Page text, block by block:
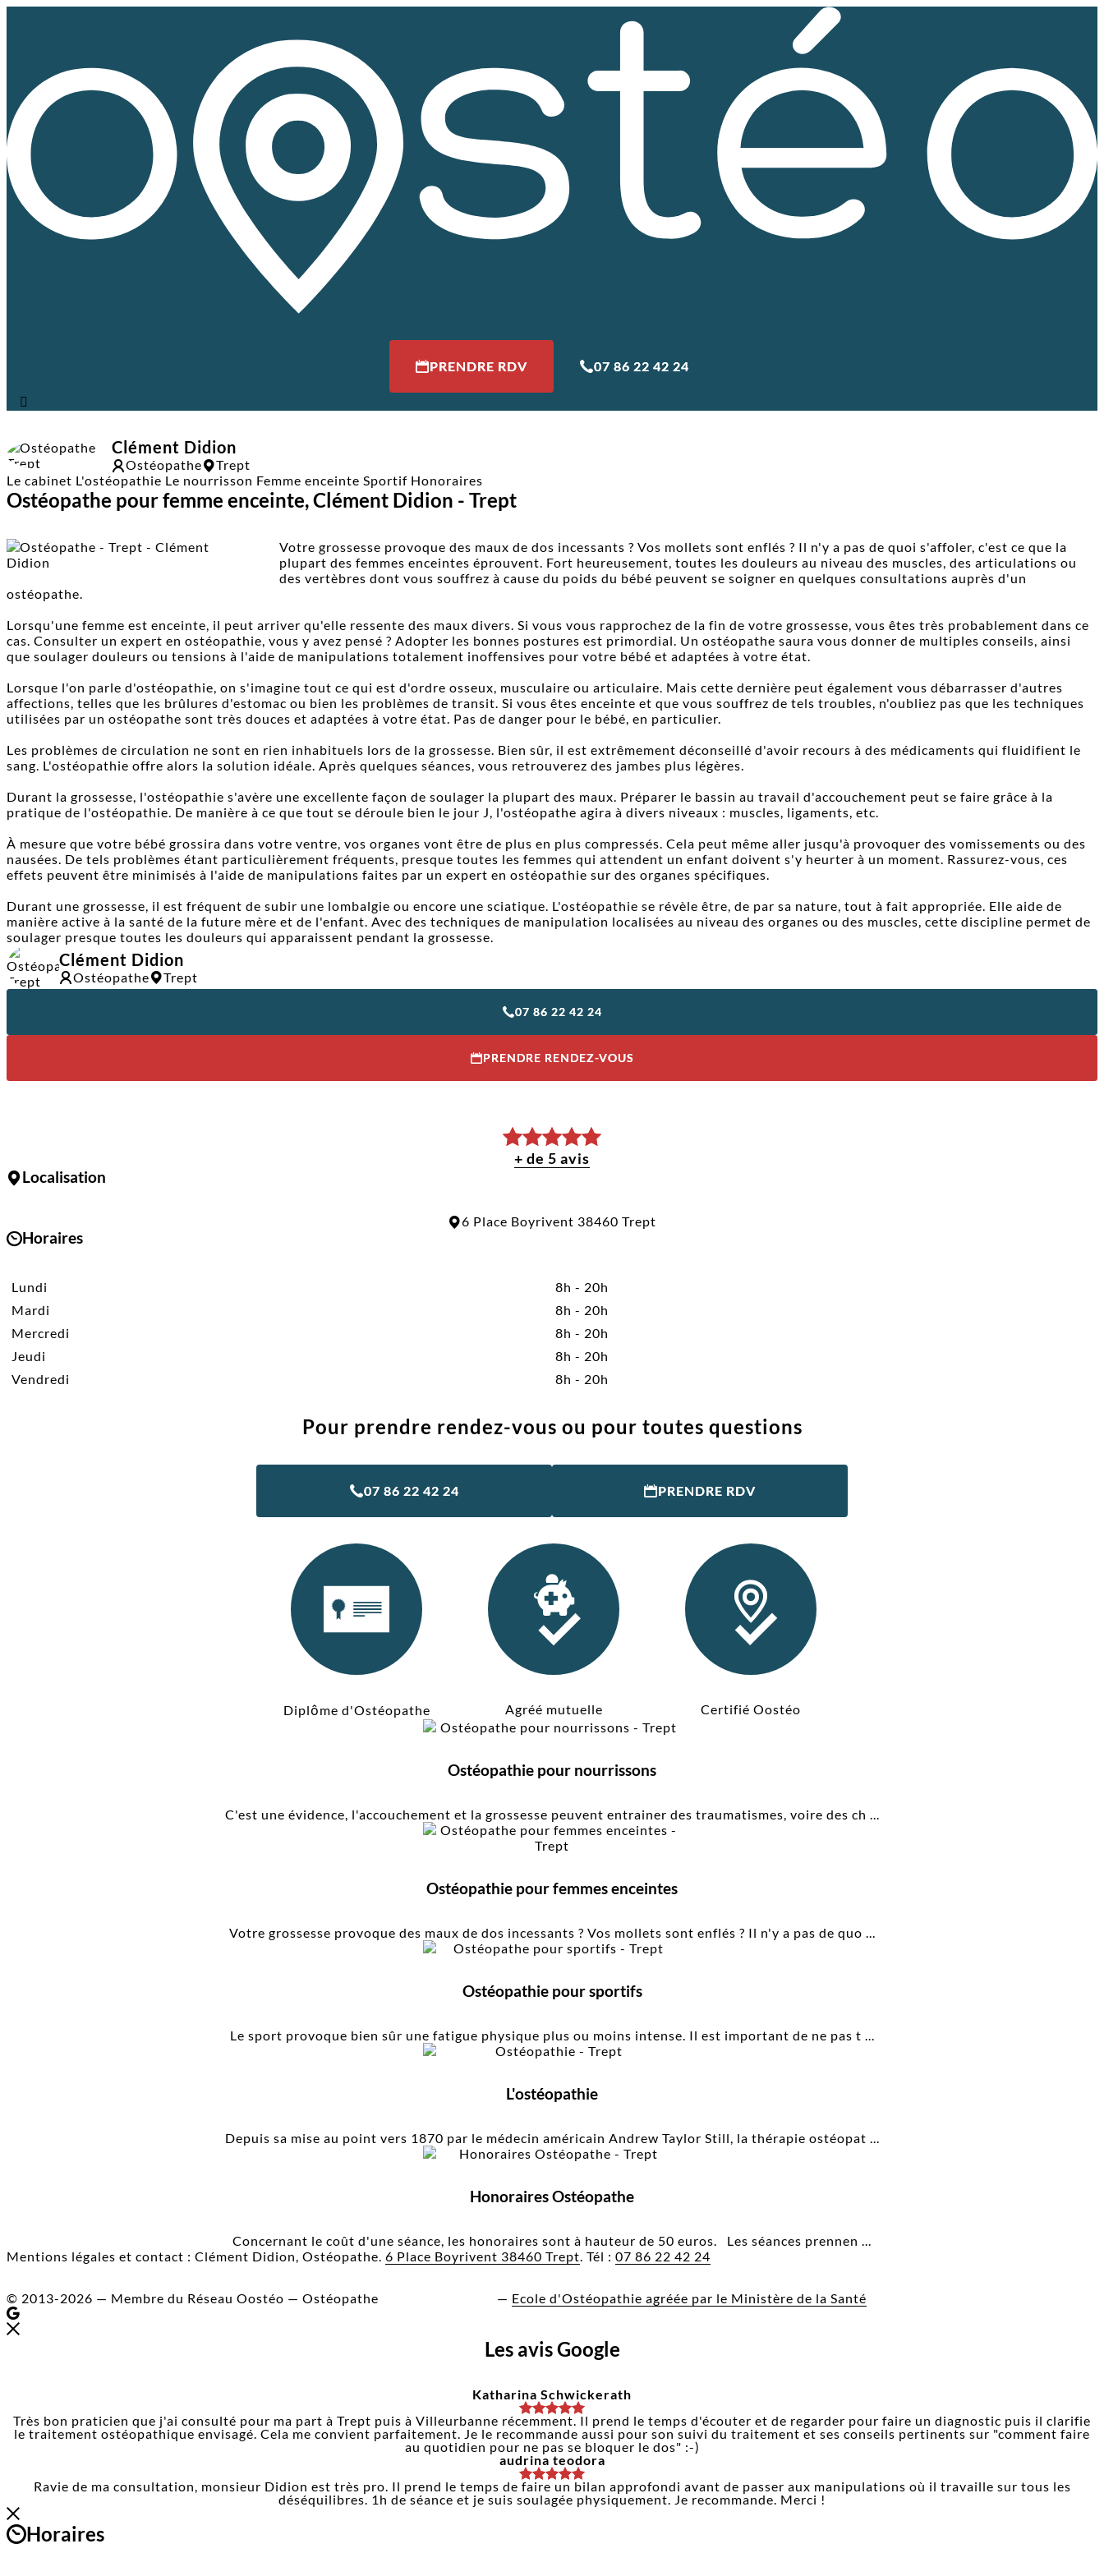
PRENDRE RDV 07 86 22 42 24
Clément Didion
Ostéopathe
Trept
Le cabinet L'ostéopathie Le nourrisson Femme enceinte Sportif Honoraires
Ostéopathe pour femme enceinte, Clément Didion - Trept
Votre grossesse provoque des maux de dos incessants ? Vos mollets sont enflés ? Il n'y a pas de quoi s'affoler, c'est ce que la
plupart des femmes enceintes éprouvent. Fort heureusement, toutes les douleurs au niveau des muscles, des articulations ou
des vertèbres dont vous souffrez à cause du poids du bébé peuvent se soigner en quelques consultations auprès d'un
ostéopathe.
Lorsqu'une femme est enceinte, il peut arriver qu'elle ressente des maux divers. Si vous vous rapprochez de la fin de votre grossesse, vous êtes très probablement dans ce
cas. Consulter un expert en ostéopathie, vous y avez pensé ? Adopter les bonnes postures est primordial. Un ostéopathe saura vous donner de multiples conseils, ainsi
que soulager douleurs ou tensions à l'aide de manipulations totalement inoffensives pour votre bébé et adaptées à votre état.
Lorsque l'on parle d'ostéopathie, on s'imagine tout ce qui est d'ordre osseux, musculaire ou articulaire. Mais cette dernière peut également vous débarrasser d'autres
affections, telles que les brûlures d'estomac ou bien les problèmes de transit. Si vous êtes enceinte et que vous souffrez de tels troubles, n'oubliez pas que les techniques
utilisées par un ostéopathe sont très douces et adaptées à votre état. Pas de danger pour le bébé, en particulier.
Les problèmes de circulation ne sont en rien inhabituels lors de la grossesse. Bien sûr, il est extrêmement déconseillé d'avoir recours à des médicaments qui fluidifient le
sang. L'ostéopathie offre alors la solution idéale. Après quelques séances, vous retrouverez des jambes plus légères.
Durant la grossesse, l'ostéopathie s'avère une excellente façon de soulager la plupart des maux. Préparer le bassin au travail d'accouchement peut se faire grâce à la
pratique de l'ostéopathie. De manière à ce que tout se déroule bien le jour J, l'ostéopathe agira à divers niveaux : muscles, ligaments, etc.
À mesure que votre bébé grossira dans votre ventre, vos organes vont être de plus en plus compressés. Cela peut même aller jusqu'à provoquer des vomissements ou des
nausées. De tels problèmes étant particulièrement fréquents, presque toutes les femmes qui attendent un enfant doivent s'y heurter à un moment. Rassurez-vous, ces
effets peuvent être minimisés à l'aide de manipulations faites par un expert en ostéopathie sur des organes spécifiques.
Durant une grossesse, il est fréquent de subir une lombalgie ou encore une sciatique. L'ostéopathie se révèle être, de par sa nature, tout à fait appropriée. Elle aide de
manière active à la santé de la future mère et de l'enfant. Avec des techniques de manipulation localisées au niveau des organes ou des muscles, cette discipline permet de
soulager presque toutes les douleurs qui apparaissent pendant la grossesse.
Clément Didion
Ostéopathe Trept
07 86 22 42 24
PRENDRE RENDEZ-VOUS
+ de 5 avis
Localisation
6 Place Boyrivent 38460 Trept
Horaires
Lundi
8h - 20h
Mardi
8h - 20h
Mercredi
8h - 20h
Jeudi
8h - 20h
Vendredi
8h - 20h
Pour prendre rendez-vous ou pour toutes questions
07 86 22 42 24 PRENDRE RDV
Diplôme d'Ostéopathe Agréé mutuelle Certifié Oostéo
Ostéopathie pour nourrissons
C'est une évidence, l'accouchement et la grossesse peuvent entrainer des traumatismes, voire des ch ...
Ostéopathie pour femmes enceintes
Votre grossesse provoque des maux de dos incessants ? Vos mollets sont enflés ? Il n'y a pas de quo ...
Ostéopathie pour sportifs
Le sport provoque bien sûr une fatigue physique plus ou moins intense. Il est important de ne pas t ...
L'ostéopathie
Depuis sa mise au point vers 1870 par le médecin américain Andrew Taylor Still, la thérapie ostéopat ...
Honoraires Ostéopathe
Concernant le coût d'une séance, les honoraires sont à hauteur de 50 euros. Les séances prennen ...
Mentions légales et contact : Clément Didion, Ostéopathe. 6 Place Boyrivent 38460 Trept. Tél : 07 86 22 42 24
© 2013-2026 — Membre du Réseau Oostéo — Ostéopathe — Ecole d'Ostéopathie agréée par le Ministère de la Santé
Les avis Google
Katharina Schwickerath
Très bon praticien que j'ai consulté pour ma part à Trept puis à Villeurbanne récemment. Il prend le temps d'écouter et de regarder pour faire un diagnostic puis il clarifie
le traitement ostéopathique envisagé. Cela me convient parfaitement. Je le recommande aussi pour son suivi du traitement et ses conseils pertinents sur "comment faire
au quotidien pour ne pas se bloquer le dos" :-)
audrina teodora
Ravie de ma consultation, monsieur Didion est très pro. Il prend le temps de faire un bilan approfondi avant de passer aux manipulations où il travaille sur tous les
déséquilibres. 1h de séance et je suis soulagée physiquement. Je recommande. Merci !
Horaires